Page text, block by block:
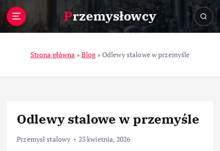
Przemysłowcy
Strona główna » Blog» Odlewy stalowe w przemyśle
Odlewy stalowe w przemyśle
Przemysł stalowy 23 kwietnia, 2026